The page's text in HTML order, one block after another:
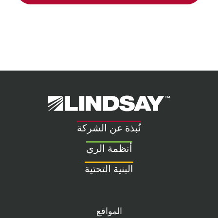
Lindsay.
Link
homepage
نُبذة عن الشركة
أنظمة الري
البنية التحتية
المواقع